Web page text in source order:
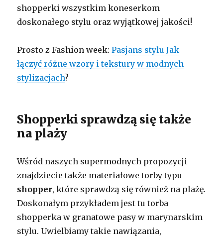
shopperki wszystkim koneserkom
doskonałego stylu oraz wyjątkowej jakości!
Prosto z Fashion week:Pasjans stylu Jak
łączyć różne wzory i tekstury w modnych
stylizacjach?
Shopperki sprawdzą się także
na plaży
Wśród naszych supermodnych propozycji
znajdziecie także materiałowe torby typu
shopper, które sprawdzą się również na plażę.
Doskonałym przykładem jest tu torba
shopperka w granatowe pasy w marynarskim
stylu. Uwielbiamy takie nawiązania,